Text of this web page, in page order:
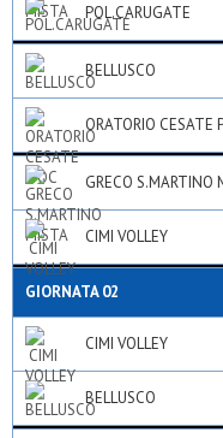
POL.CARUGATE
BELLUSCO
ORATORIO CESATE
GRECO S.MARTINO
CIMI VOLLEY
GIORNATA 02
CIMI VOLLEY
BELLUSCO